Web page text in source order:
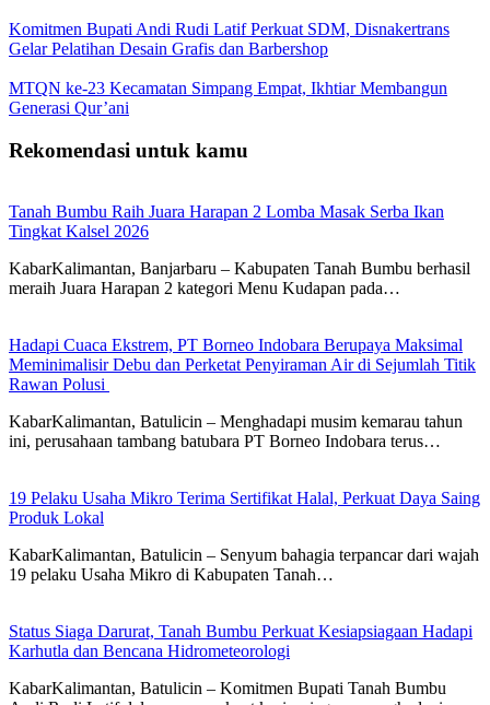
Komitmen Bupati Andi Rudi Latif Perkuat SDM, Disnakertrans
Gelar Pelatihan Desain Grafis dan Barbershop
MTQN ke-23 Kecamatan Simpang Empat, Ikhtiar Membangun
Generasi Qur’ani
Rekomendasi untuk kamu
Tanah Bumbu Raih Juara Harapan 2 Lomba Masak Serba Ikan
Tingkat Kalsel 2026
KabarKalimantan, Banjarbaru – Kabupaten Tanah Bumbu berhasil
meraih Juara Harapan 2 kategori Menu Kudapan pada…
Hadapi Cuaca Ekstrem, PT Borneo Indobara Berupaya Maksimal
Meminimalisir Debu dan Perketat Penyiraman Air di Sejumlah Titik
Rawan Polusi
KabarKalimantan, Batulicin – Menghadapi musim kemarau tahun
ini, perusahaan tambang batubara PT Borneo Indobara terus…
19 Pelaku Usaha Mikro Terima Sertifikat Halal, Perkuat Daya Saing
Produk Lokal
KabarKalimantan, Batulicin – Senyum bahagia terpancar dari wajah
19 pelaku Usaha Mikro di Kabupaten Tanah…
Status Siaga Darurat, Tanah Bumbu Perkuat Kesiapsiagaan Hadapi
Karhutla dan Bencana Hidrometeorologi
KabarKalimantan, Batulicin – Komitmen Bupati Tanah Bumbu